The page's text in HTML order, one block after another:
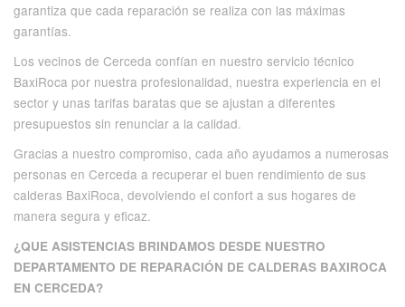
garantiza que cada reparación se realiza con las máximas
garantías.
Los vecinos de Cerceda confían en nuestro servicio técnico
BaxiRoca por nuestra profesionalidad, nuestra experiencia en el
sector y unas tarifas baratas que se ajustan a diferentes
presupuestos sin renunciar a la calidad.
Gracias a nuestro compromiso, cada año ayudamos a numerosas
personas en Cerceda a recuperar el buen rendimiento de sus
calderas BaxiRoca, devolviendo el confort a sus hogares de
manera segura y eficaz.
¿QUE ASISTENCIAS BRINDAMOS DESDE NUESTRO
DEPARTAMENTO DE REPARACIÓN DE CALDERAS BAXIROCA
EN CERCEDA?